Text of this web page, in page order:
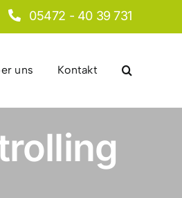
05472 - 40 39 731
uns Kontakt